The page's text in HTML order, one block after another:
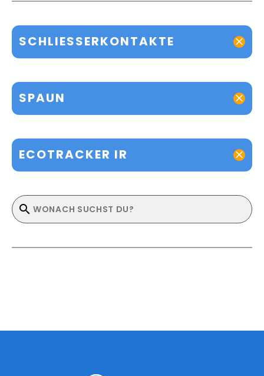
SCHLIESSERKONTAKTE
SPAUN
ECOTRACKER IR